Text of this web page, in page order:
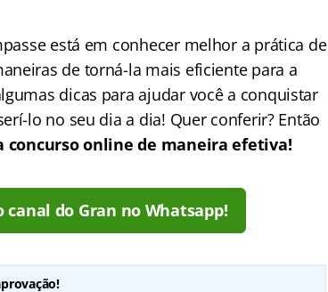
está em conhecer melhor a prática de
de torná-la mais eficiente para a
dicas para ajudar você a conquistar
lo no seu dia a dia! Quer conferir? Então
concurso online de maneira efetiva!
do Gran no Whatsapp!